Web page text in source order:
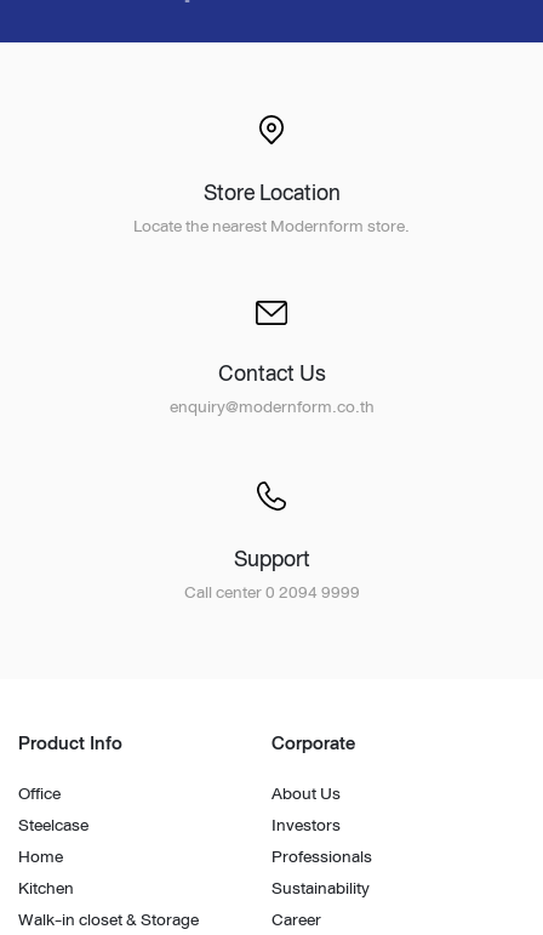
Store Location
Locate the nearest Modernform store.
Contact Us
enquiry@modernform.co.th
Support
Call center 0 2094 9999
Product Info
Office
Steelcase
Home
Kitchen
Walk-in closet & Storage
Corporate
About Us
Investors
Professionals
Sustainability
Career